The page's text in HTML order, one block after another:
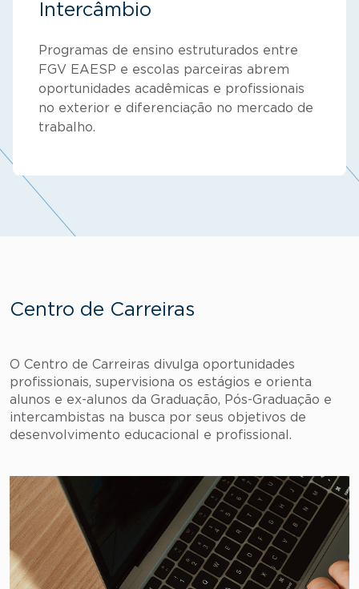
Intercâmbio
Programas de ensino estruturados entre
FGV EAESP e escolas parceiras abrem
oportunidades acadêmicas e profissionais
no exterior e diferenciação no mercado de
trabalho.
Centro de Carreiras
O Centro de Carreiras divulga oportunidades
profissionais, supervisiona os estágios e orienta
alunos e ex-alunos da Graduação, Pós-Graduação e
intercambistas na busca por seus objetivos de
desenvolvimento educacional e profissional.